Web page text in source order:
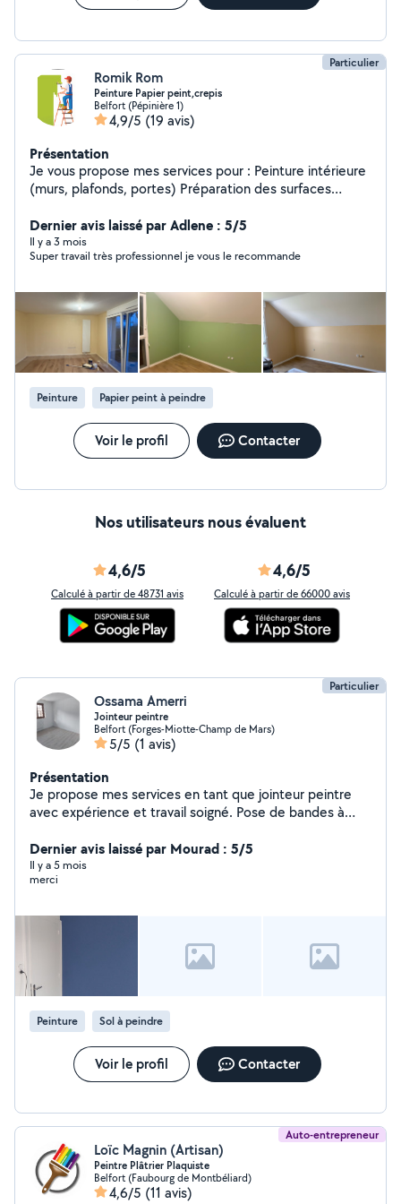
et gratuit !
Particulier
Romik Rom
Peinture Papier peint,crepis
Belfort (Pépinière 1)
4,9/5 (19 avis)
Présentation
Je vous propose mes services pour : Peinture intérieure
(murs, plafonds, portes) Préparation des surfaces
soignées Travail de qualité Sérieux et ponctuel Prix
raisonnables N'hésitez pas à me contacter pour un devis
ou plus d'informations !
Dernier avis laissé par Adlene : 5/5
Il y a 3 mois
Super travail très professionnel je vous le recommande
Peinture Papier peint à peindre
Voir le profil Contacter
Nos utilisateurs nous évaluent
4,6/5
Calculé à partir de 48731 avis
4,6/5
Calculé à partir de 66000 avis
Particulier
Ossama Amerri
Jointeur peintre
Belfort (Forges-Miotte-Champ de Mars)
5/5 (1 avis)
Présentation
Je propose mes services en tant que jointeur peintre
avec expérience et travail soigné. Pose de bandes à
Finitions propres et travail sérieux
Dernier avis laissé par Mourad : 5/5
Il y a 5 mois
merci
Peinture Sol à peindre
Voir le profil Contacter
Auto-entrepreneur
Loïc Magnin (Artisan)
Peintre Plâtrier Plaquiste
Belfort (Faubourg de Montbéliard)
4,6/5 (11 avis)